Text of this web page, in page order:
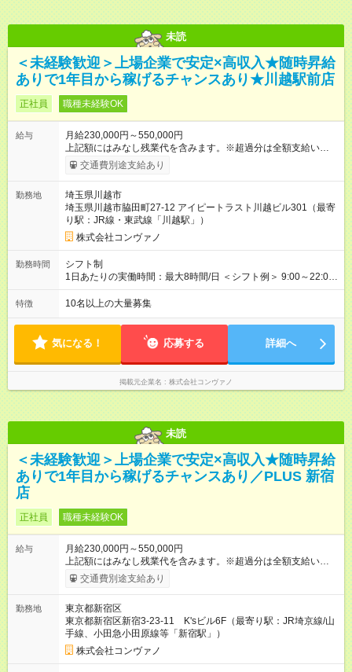
未読
＜未経験歓迎＞上場企業で安定×高収入★随時昇給
ありで1年目から稼げるチャンスあり★川越駅前店
正社員 職種未経験OK
給与
月給230,000円～550,000円
上記額にはみなし残業代を含みます。※超過分は全額支給いたし
ます。 みなし残業代 8,940円／月 みなし残業時間 5.5時間／月
上記には、月5.5時間分のみなし残業代(8，940円)を含む。超過
円～ （期間中は契約社員） ※社内基準を満たした場合は、その
後正規登用可 【年収例】 ◆エリアマネージャー 月給25万円＋役
職手当3万円＋インセン14万5，781円＝42万5，781円 ◆店長
月給 25万円＋役職手当1万円＋インセン8万2，547円＝34万2，
547円 ◆社員(役職なし) 月給23万円＋インセン1万4701円＝24
万4，701円 ＜別途支給手当＞ ・インセンティブ：月10万円以
上も可能！ ・賞与：年2回(6月/12月)※業績による ・交通費：月
たり) ・回数：随時 ・反映時期：次月の給与から ・評価手法：
社内評価に基づく ※あなたの頑張りをしっかり評価します！で
きることが増えるほどお給料に反映される環境です。 【試用期
間】試用期間あり 試用期間の長さ：6ヶ月 ※ 雇用形態と給与
に、本採用時と異なる部分があります。 雇用形態：中途採用
（契約社員） 給与：月給 220,000円以上 上記額にはみなし残業
代 8,552円／月 みなし残業時間 5.5時間／月
交通費別途支給あり
勤務地
埼玉県川越市
埼玉県川越市脇田町27-12 アイピートラスト川越ビル301（最寄
り駅：JR線・東武線「川越駅」）
株式会社コンヴァノ
勤務時間
シフト制
1日あたりの実働時間：最大8時間/日 ＜シフト例＞ 9:00～22:00
でのシフト制（実働8時間／休憩60分） ※残業時間は月平均で
10時間程度 ※営業時間は【平日】11：00～21：00、【土日祝】
ます。
特徴 10名以上の大量募集
気になる！ 応募する 詳細へ
掲載元企業名 株式会社コンヴァノ
未読
＜未経験歓迎＞上場企業で安定×高収入★随時昇給
ありで1年目から稼げるチャンスあり／PLUS 新宿
店
正社員 職種未経験OK
給与
月給230,000円～550,000円
上記額にはみなし残業代を含みます。※超過分は全額支給いたし
ます。 みなし残業代 8,940円／月 みなし残業時間 5.5時間／月
上記には、月5.5時間分のみなし残業代(8，940円)を含む。超過
円～ （期間中は契約社員） ※社内基準を満たした場合は、その
後正規登用可 【年収例】 ◆エリアマネージャー 月給25万円＋役
職手当3万円＋インセン14万5，781円＝42万5，781円 ◆店長
月給 25万円＋役職手当1万円＋インセン8万2，547円＝34万2，
547円 ◆社員(役職なし) 月給23万円＋インセン1万4701円＝24
交通費別途支給あり
勤務地
東京都新宿区
東京都新宿区新宿3-23-11 K'sビル6F（最寄り駅：JR埼京線/山
手線、小田急小田原線等「新宿駅」）
株式会社コンヴァノ